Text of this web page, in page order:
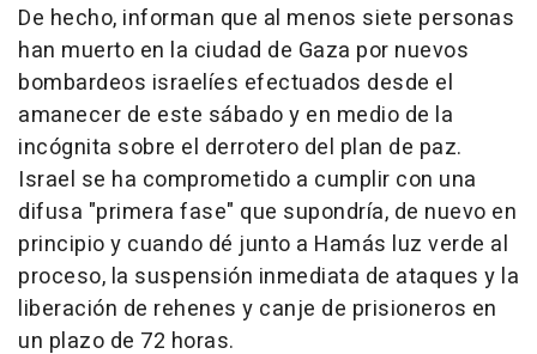
De hecho, informan que al menos siete personas
han muerto en la ciudad de Gaza por nuevos
bombardeos israelíes efectuados desde el
amanecer de este sábado y en medio de la
incógnita sobre el derrotero del plan de paz.
Israel se ha comprometido a cumplir con una
difusa "primera fase" que supondría, de nuevo en
principio y cuando dé junto a Hamás luz verde al
proceso, la suspensión inmediata de ataques y la
liberación de rehenes y canje de prisioneros en
un plazo de 72 horas.